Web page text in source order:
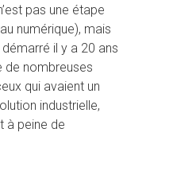
pas une étape
numérique), mais
il y a 20 ans
de nombreuses
qui avaient un
industrielle,
à peine de